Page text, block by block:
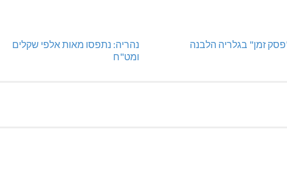
זמן" בגלריה הלבנה
נהריה: נתפסו מאות אלפי שקלים
ומט"ח